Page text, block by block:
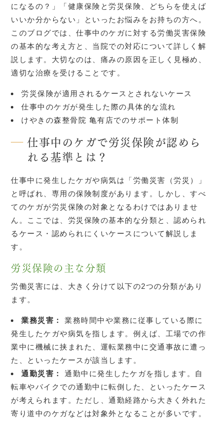
になるの？」「健康保険と労災保険、どちらを使えば
いいか分からない」といったお悩みをお持ちの方へ。
このブログでは、仕事中のケガに対する労働災害保険
の基本的な考え方と、当院での対応について詳しく解
説します。大切なのは、痛みの原因を正しく見極め、
適切な治療を受けることです。
労災保険が適用されるケースとされないケース
仕事中のケガが発生した際の具体的な流れ
けやきの森整骨院 亀有店でのサポート体制
仕事中のケガで労災保険が認めら
れる基準とは？
仕事中に発生したケガや病気は「労働災害（労災）」
と呼ばれ、専用の保険制度があります。しかし、すべ
てのケガが労災保険の対象となるわけではありませ
ん。ここでは、労災保険の基本的な分類と、認められ
るケース・認められにくいケースについて解説しま
す。
労災保険の主な分類
労働災害には、大きく分けて以下の2つの分類があり
ます。
業務災害：
業務時間中や業務に従事している際に
発生したケガや病気を指します。例えば、工場での作
業中に機械に挟まれた、運転業務中に交通事故に遭っ
た、といったケースが該当します。
通勤災害：
通勤中に発生したケガを指します。自
転車やバイクでの通勤中に転倒した、といったケース
が考えられます。ただし、通勤経路から大きく外れた
寄り道中のケガなどは対象外となることが多いです。